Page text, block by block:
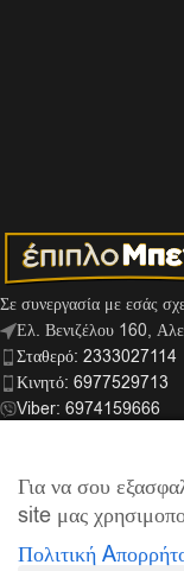
Σε συνεργασία με εσάς
Ελ. Βενιζέλου 160,
Σταθερό: 2333027114
Κινητό: 6977529713
Viber: 6974159666
ΣΎΝΔΕΣΜΟΙ
Για να σου
site μας
Πολιτική